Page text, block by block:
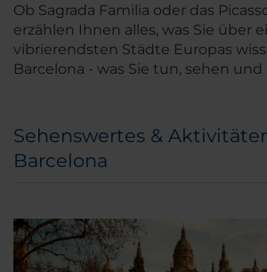
Ob Sagrada Familia oder das
erzählen Ihnen alles, was Sie über
vibrierendsten Städte Europas
Barcelona - was Sie tun, sehen
Sehenswertes &
Barcelona